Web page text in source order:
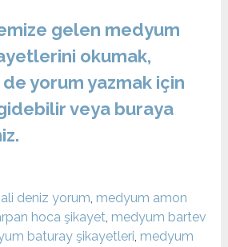
gelen medyum
okumak,
yorum yazmak için
veya buraya
deniz yorum, medyum amon
hoca şikayet, medyum bartev
baturay şikayetleri, medyum